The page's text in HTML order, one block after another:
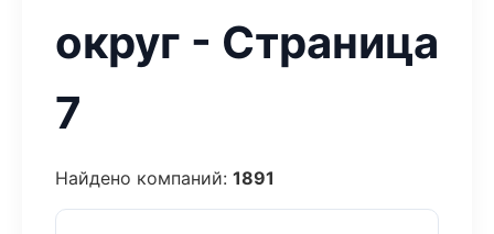
округ - Страница
7
Найдено компаний: 1891